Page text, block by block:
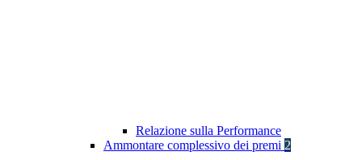
Relazione sulla Performance
Ammontare complessivo dei premi 2